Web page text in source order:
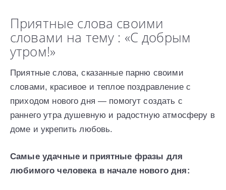
Приятные слова своими
словами на тему : «С добрым
утром!»
Приятные слова, сказанные парню своими
словами, красивое и теплое поздравление с
приходом нового дня — помогут создать с
раннего утра душевную и радостную атмосферу в
доме и укрепить любовь.
Самые удачные и приятные фразы для
любимого человека в начале нового дня: